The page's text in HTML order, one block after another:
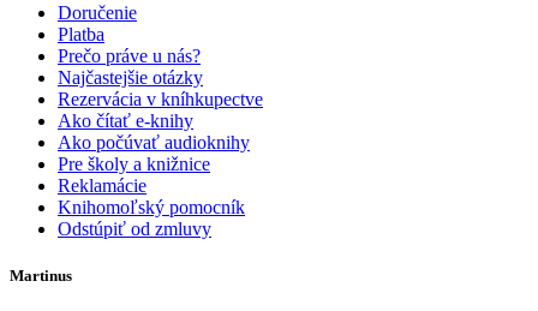
Doručenie
Platba
Prečo práve u nás?
Najčastejšie otázky
Rezervácia v kníhkupectve
Ako čítať e-knihy
Ako počúvať audioknihy
Pre školy a knižnice
Reklamácie
Knihomoľský pomocník
Odstúpiť od zmluvy
Martinus